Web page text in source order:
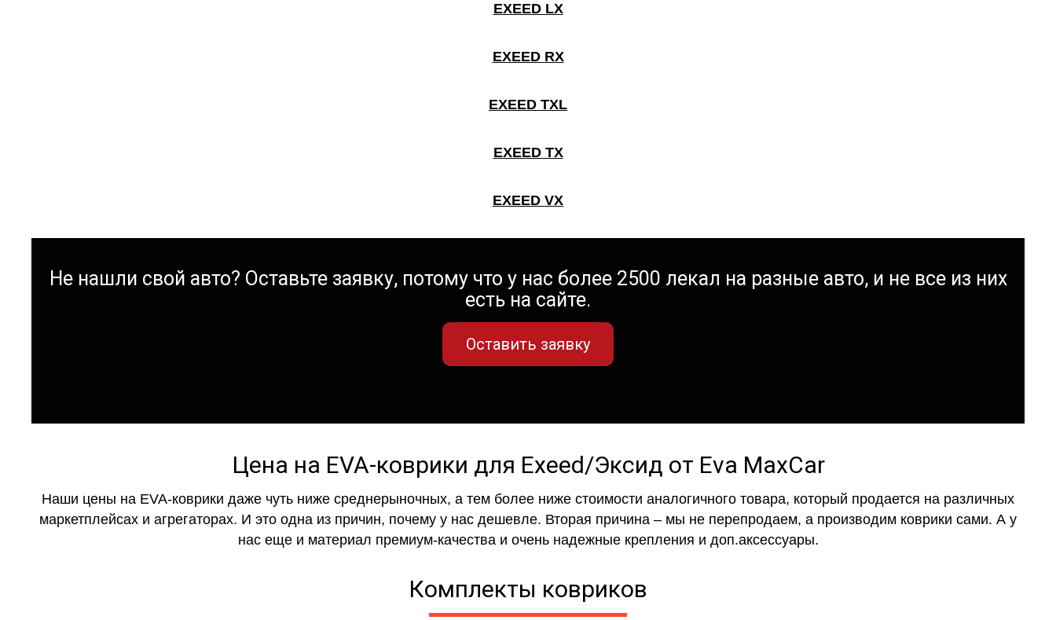
EXEED LX
EXEED RX
EXEED TXL
EXEED TX
EXEED VX
Не нашли свой авто? Оставьте заявку, потому что у нас более 2500 лекал на разные авто, и не все из них
есть на сайте.
Оставить заявку
Цена на EVA-коврики для Exeed/Эксид от Eva MaxCar
Наши цены на EVA-коврики даже чуть ниже среднерыночных, а тем более ниже стоимости аналогичного товара, который продается на различных
маркетплейсах и агрегаторах. И это одна из причин, почему у нас дешевле. Вторая причина – мы не перепродаем, а производим коврики сами. А у
нас еще и материал премиум-качества и очень надежные крепления и доп.аксессуары.
Комплекты ковриков